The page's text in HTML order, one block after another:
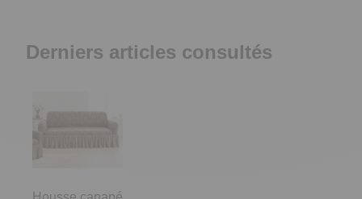
Derniers articles consultés